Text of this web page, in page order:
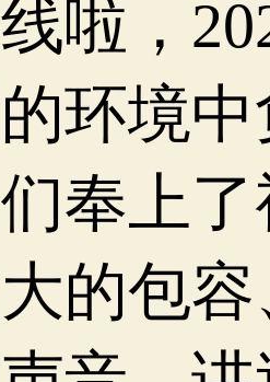
啦，
环境
奉上
的包